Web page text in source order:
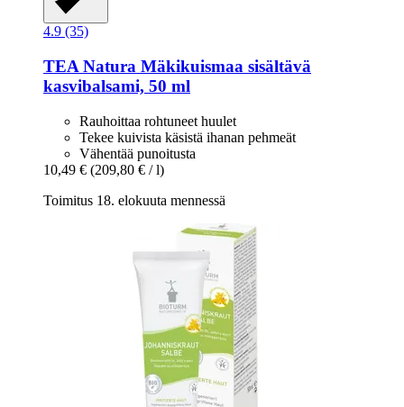
4.9 (35)
TEA Natura Mäkikuismaa sisältävä
kasvibalsami, 50 ml
Rauhoittaa rohtuneet huulet
Tekee kuivista käsistä ihanan pehmeät
Vähentää punoitusta
10,49 € (209,80 € / l)
Toimitus 18. elokuuta mennessä